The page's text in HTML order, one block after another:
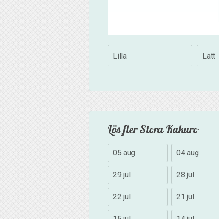
Lilla Lätt
Lös fler Stora Kakuro
05 aug 04 aug
29 jul 28 jul
22 jul 21 jul